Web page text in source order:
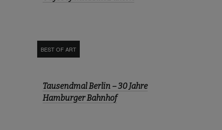
BEST OF ART
Tausendmal Berlin – 30 Jahre
Hamburger Bahnhof